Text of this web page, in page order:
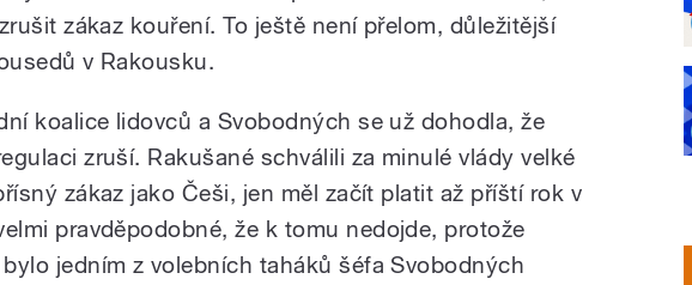
zákaz kouření. To ještě není přelom, důležitější
v Rakousku.
koalice lidovců a Svobodných se už dohodla, že
zruší. Rakušané schválili za minulé vlády velké
zákaz jako Češi, jen měl začít platit až příští rok v
pravděpodobné, že k tomu nedojde, protože
jedním z volebních taháků šéfa Svobodných